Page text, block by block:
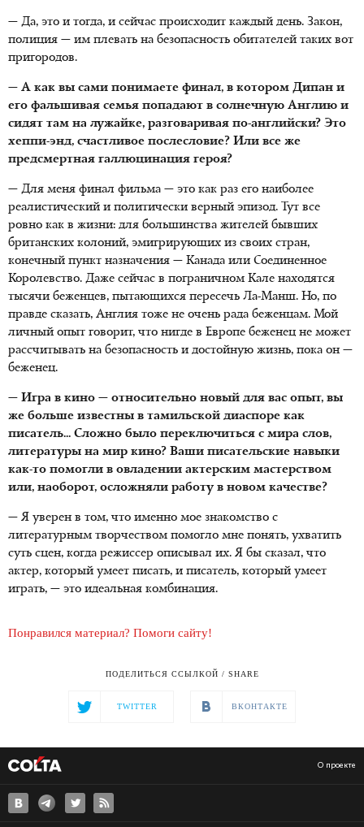
— Да, это и тогда, и сейчас происходит каждый день. Закон,
полиция — им плевать на безопасность обитателей таких вот
пригородов.
— А как вы сами понимаете финал, в котором Дипан и
его фальшивая семья попадают в солнечную Англию и
сидят там на лужайке, разговаривая по-английски? Это
хеппи-энд, счастливое послесловие? Или все же
предсмертная галлюцинация героя?
— Для меня финал фильма — это как раз его наиболее
реалистический и политически верный эпизод. Тут все
ровно как в жизни: для большинства жителей бывших
британских колоний, эмигрирующих из своих стран,
конечный пункт назначения — Канада или Соединенное
Королевство. Даже сейчас в пограничном Кале находятся
тысячи беженцев, пытающихся пересечь Ла-Манш. Но, по
правде сказать, Англия тоже не очень рада беженцам. Мой
личный опыт говорит, что нигде в Европе беженец не может
рассчитывать на безопасность и достойную жизнь, пока он —
беженец.
— Игра в кино — относительно новый для вас опыт, вы
же больше известны в тамильской диаспоре как
писатель... Сложно было переключиться с мира слов,
литературы на мир кино? Ваши писательские навыки
как-то помогли в овладении актерским мастерством
или, наоборот, осложняли работу в новом качестве?
— Я уверен в том, что именно мое знакомство с
литературным творчеством помогло мне понять, ухватить
суть сцен, когда режиссер описывал их. Я бы сказал, что
актер, который умеет писать, и писатель, который умеет
играть, — это идеальная комбинация.
Понравился материал? Помоги сайту!
ПОДЕЛИТЬСЯ ССЫЛКОЙ / SHARE
TWITTER ВКОНТАКТЕ
О проекте